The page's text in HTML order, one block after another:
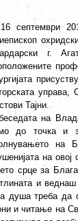
септември
г.
управа,
Тајни.
на
до точка и
на
на
срце за
и
душа треба да
и читање на